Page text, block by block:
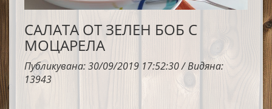
САЛАТА ОТ ЗЕЛЕН БОБ С
МОЦАРЕЛА
Публикувана: 30/09/2019 17:52:30 / Видяна:
13943